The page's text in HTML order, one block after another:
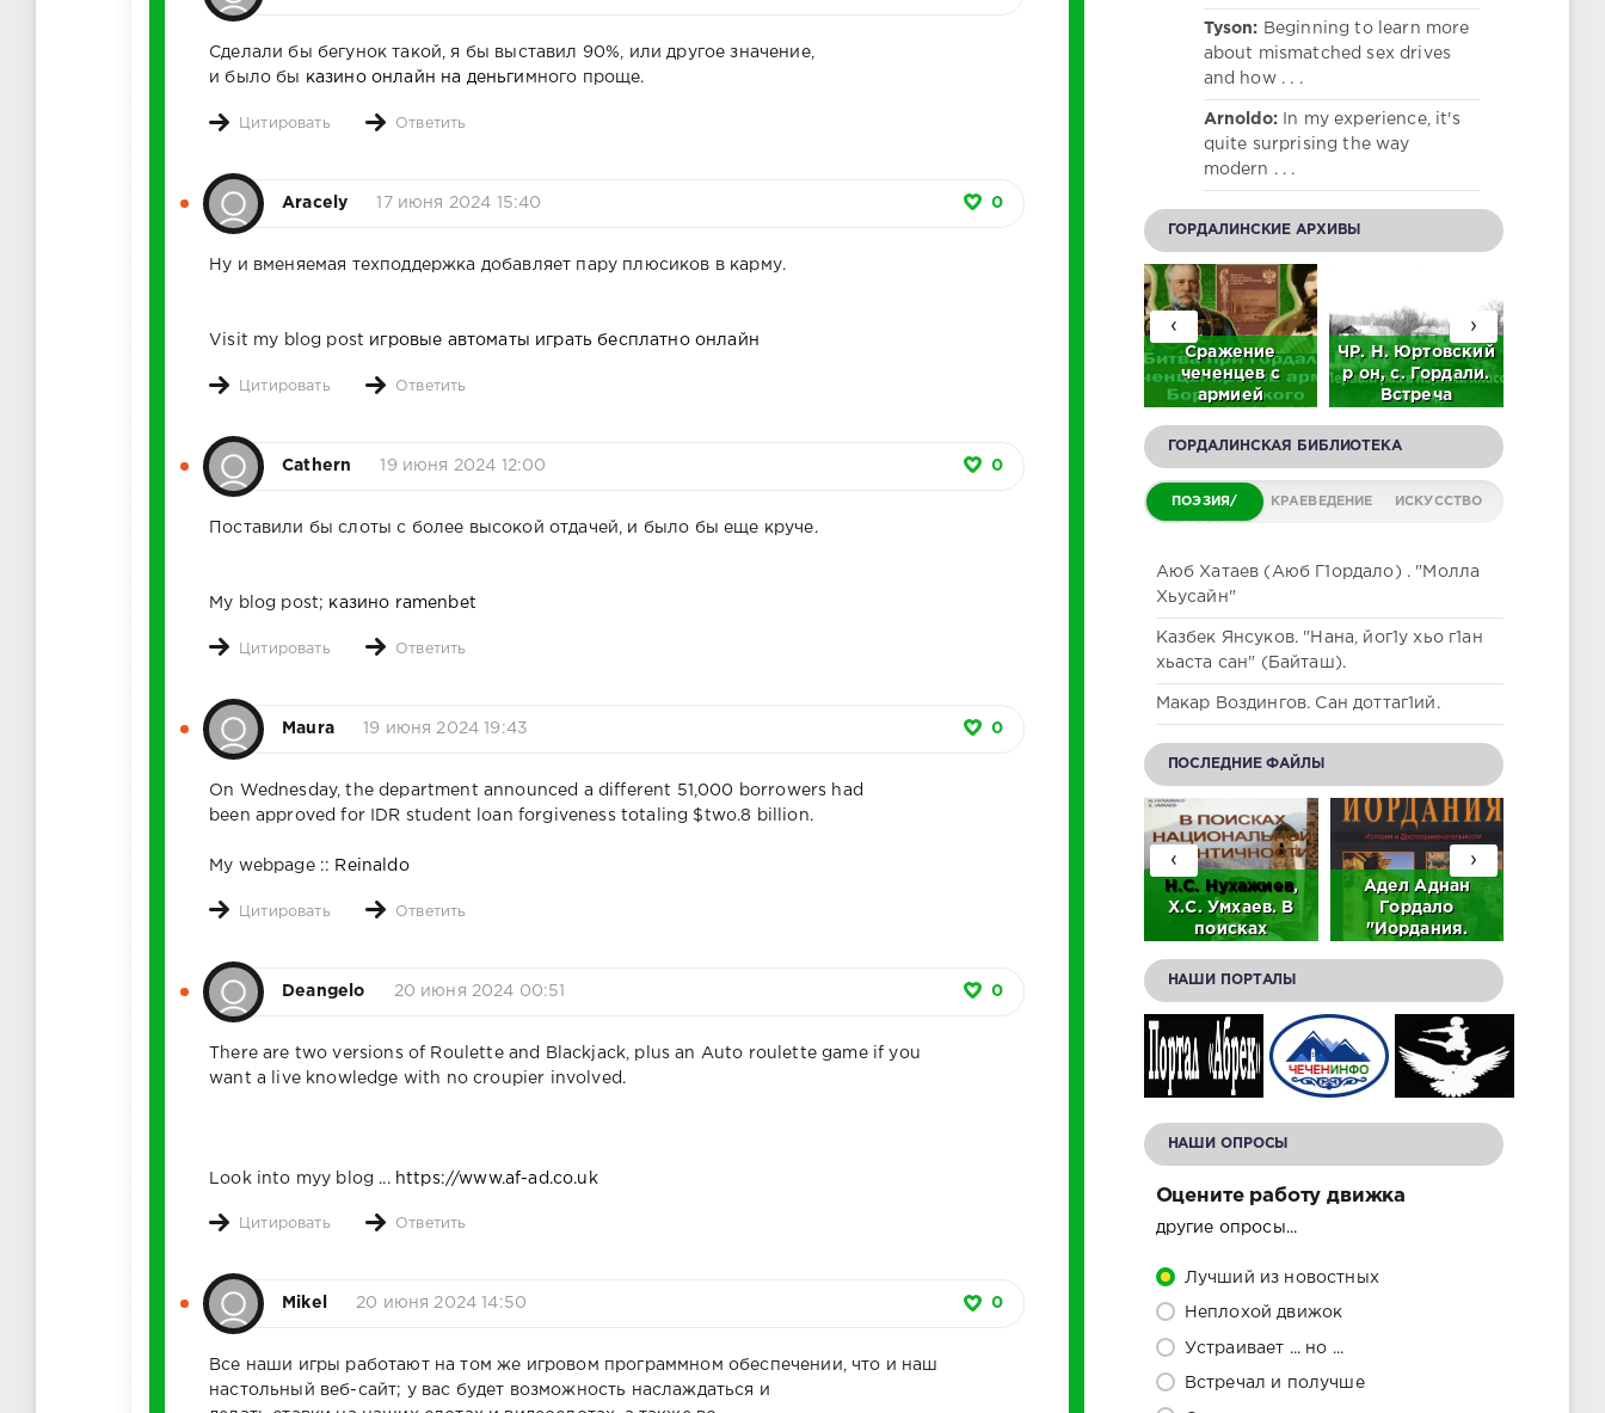
Сделали бы бегунок такой, я бы выставил 90%, или другое значение,
и было бы казино онлайн на деньги много проще.
Цитировать Ответить
Aracely 17 июня 2024 15:40 0
Ну и вменяемая техподдержка добавляет пару плюсиков в карму.
Visit my blog post игровые автоматы играть бесплатно онлайн
Цитировать Ответить
Cathern 19 июня 2024 12:00 0
Поставили бы слоты с более высокой отдачей, и было бы еще круче.
My blog post; казино ramenbet
Цитировать Ответить
Maura 19 июня 2024 19:43 0
On Wednesday, the department announced a different 51,000 borrowers had
been approved for IDR student loan forgiveness totaling $two.8 billion.
My webpage :: Reinaldo
Цитировать Ответить
Deangelo 20 июня 2024 00:51 0
There are two versions of Roulette and Blackjack, plus an Auto roulette game if you
want a live knowledge with no croupier involved.
Look into myy blog ... https://www.af-ad.co.uk
Цитировать Ответить
Mikel 20 июня 2024 14:50 0
Все наши игры работают на том же игровом программном обеспечении, что и наш
настольный веб-сайт; у вас будет возможность наслаждаться и
Tyson: Beginning to learn more
about mismatched sex drives
and how . . .
Arnoldo:
In my experience, it's
quite surprising the way
modern . . .
ГОРДАЛИНСКИЕ АРХИВЫ
Абрек Зелимхан
("Гордалинские
Сражение
чеченцев с
армией
окраинах
ЧР. Н. Юртовский
р он, с. Гордали.
Встреча
71. 2023 г.
›
‹
ГОРДАЛИНСКАЯ БИБЛИОТЕКА
ПОЭЗИЯ/ КРАЕВЕДЕНИЕ ИСКУССТВО
Аюб Хатаев (Аюб Г1ордало) . "Молла
Хьусайн"
Казбек Янсуков. "Нана, йог1у хьо г1ан
хьаста сан" (Байташ).
Макар Воздингов. Сан доттаг1ий.
ПОСЛЕДНИЕ ФАЙЛЫ
Юрт – Хой (PDF).
Н.С. Нухажиев,
Х.С. Умхаев. В
поисках
идентичности
Адел Аднан
Гордало
"Иордания.
достопримечательности."
›
‹
НАШИ ПОРТАЛЫ
НАШИ ОПРОСЫ
Оцените работу движка
другие опросы...
Лучший из новостных
Неплохой движок
Устраивает ... но ...
Встречал и получше